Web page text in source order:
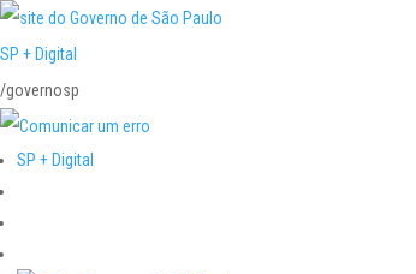
SP + Digital
/governosp
SP + Digital